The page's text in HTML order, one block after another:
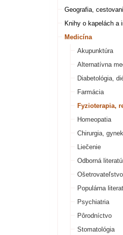
Geografia,
Knihy o kapelách a
Medicína
Akupunktúra
Alternatívna
Diabetológia,
Farmácia
Fyzioterapia,
Homeopatia
Chirurgia,
Liečenie
Odborná
Ošetrovateľstvo
Populárna
Psychiatria
Pôrodníctvo
Stomatológia